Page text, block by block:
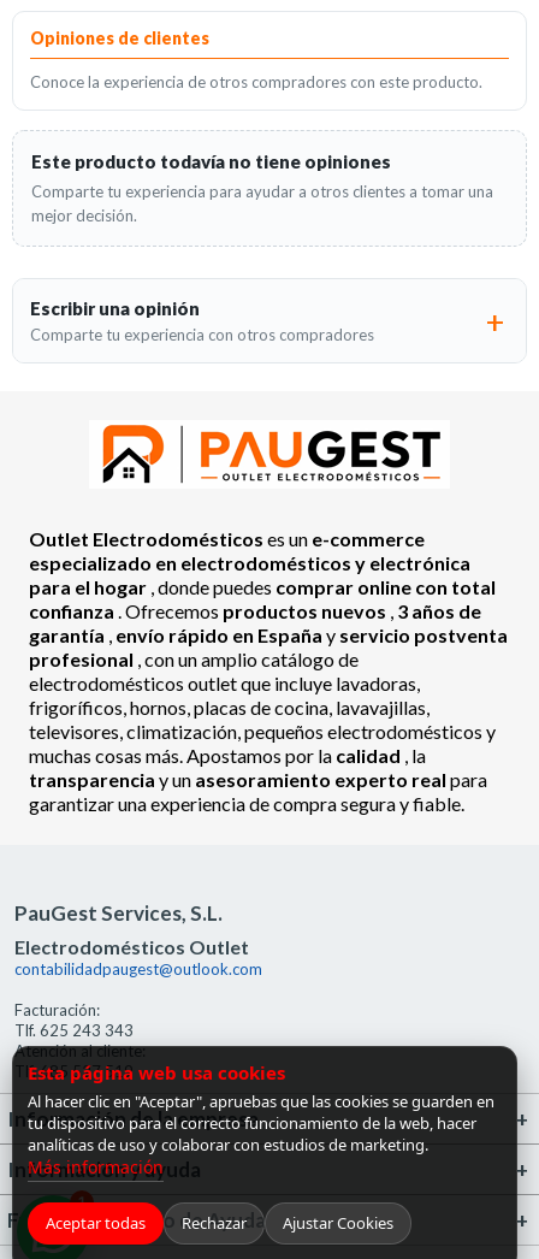
Opiniones
Opiniones de clientes
Conoce la experiencia de otros compradores con este producto.
Este producto todavía no tiene opiniones
Comparte tu experiencia para ayudar a otros clientes a tomar una
mejor decisión.
Escribir una opinión
Comparte tu experiencia con otros compradores
Outlet Electrodomésticos es un e-commerce
especializado en electrodomésticos y electrónica
para el hogar , donde puedes comprar online con total
confianza . Ofrecemos productos nuevos , 3 años de
garantía , envío rápido en España y servicio postventa
profesional , con un amplio catálogo de
electrodomésticos outlet que incluye lavadoras,
frigoríficos, hornos, placas de cocina, lavavajillas,
televisores, climatización, pequeños electrodomésticos y
muchas cosas más. Apostamos por la calidad , la
transparencia y un asesoramiento experto real para
garantizar una experiencia de compra segura y fiable.
PauGest Services, S.L.
Electrodomésticos Outlet
contabilidadpaugest@outlook.com
Facturación:
Tlf. 625 243 343
Atención al cliente:
Tlf. 685 527 519
Información de la empresa
Información y ayuda
FrigoGas · Centro de Ayuda
1
Esta página web usa cookies
Al hacer clic en "Aceptar", apruebas que las cookies se guarden en
tu dispositivo para el correcto funcionamiento de la web, hacer
analíticas de uso y colaborar con estudios de marketing.
Más información
Aceptar todas Rechazar Ajustar Cookies